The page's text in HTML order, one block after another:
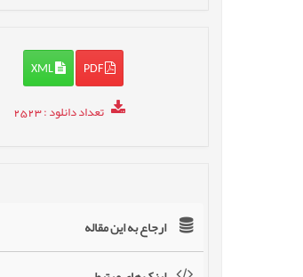
PDF
XML
تعداد دانلود: 2523
ارجاع به این مقاله